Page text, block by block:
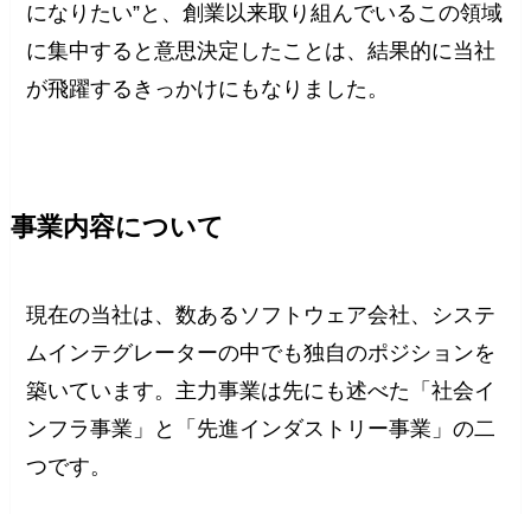
になりたい”と、創業以来取り組んでいるこの領域
に集中すると意思決定したことは、結果的に当社
が飛躍するきっかけにもなりました。
事業内容について
現在の当社は、数あるソフトウェア会社、システ
ムインテグレーターの中でも独自のポジションを
築いています。主力事業は先にも述べた「社会イ
ンフラ事業」と「先進インダストリー事業」の二
つです。